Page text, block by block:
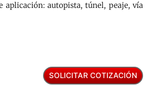
aplicación: autopista, túnel, peaje, vía
SOLICITAR COTIZACIÓN